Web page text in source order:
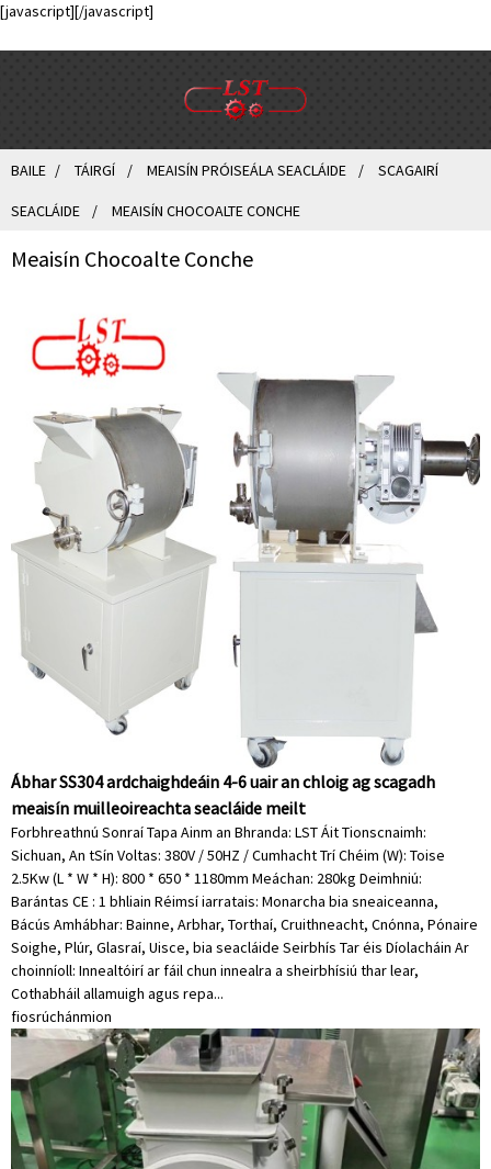
[javascript][/javascript]
BAILE TÁIRGÍ MEAISÍN PRÓISEÁLA SEACLÁIDE SCAGAIRÍ
SEACLÁIDE MEAISÍN CHOCOALTE CONCHE
Meaisín Chocoalte Conche
Ábhar SS304 ardchaighdeáin 4-6 uair an chloig ag scagadh
meaisín muilleoireachta seacláide meilt
Forbhreathnú Sonraí Tapa Ainm an Bhranda: LST Áit Tionscnaimh:
Sichuan, An tSín Voltas: 380V / 50HZ / Cumhacht Trí Chéim (W): Toise
2.5Kw (L * W * H): 800 * 650 * 1180mm Meáchan: 280kg Deimhniú:
Barántas CE : 1 bhliain Réimsí iarratais: Monarcha bia sneaiceanna,
Bácús Amhábhar: Bainne, Arbhar, Torthaí, Cruithneacht, Cnónna, Pónaire
Soighe, Plúr, Glasraí, Uisce, bia seacláide Seirbhís Tar éis Díolacháin Ar
choinníoll: Innealtóirí ar fáil chun innealra a sheirbhísiú thar lear,
Cothabháil allamuigh agus repa...
fiosrúchánmion